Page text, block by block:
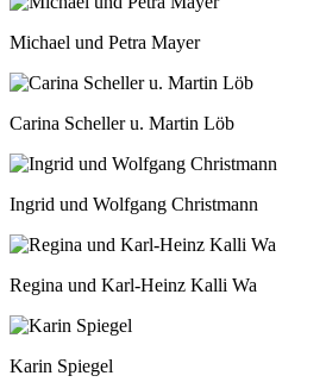
Michael und Petra Mayer
Carina Scheller u. Martin Löb
Ingrid und Wolfgang Christmann
Regina und Karl-Heinz Kalli Wa
Karin Spiegel